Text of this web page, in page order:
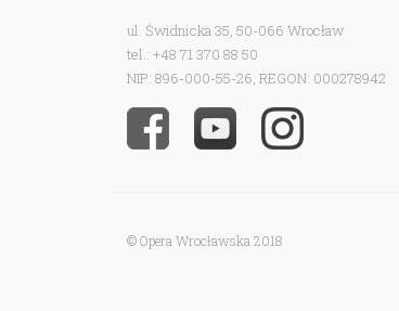
ul. Świdnicka 35, 50-066 Wrocław
tel.: +48 71 370 88 50
NIP: 896-000-55-26, REGON: 000278942
© Opera Wrocławska 2018